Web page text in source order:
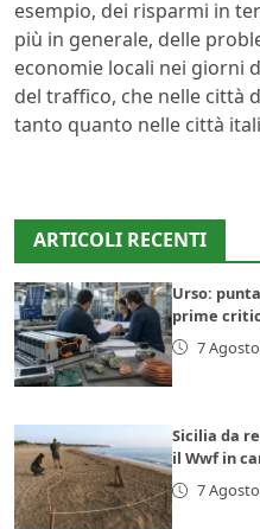
esempio, dei risparmi in
più in generale, delle
economie locali nei giorni
del traffico, che nelle città
tanto quanto nelle città
ARTICOLI RECENTI
Urso:
prime
7
Sicilia da
il Wwf in
7